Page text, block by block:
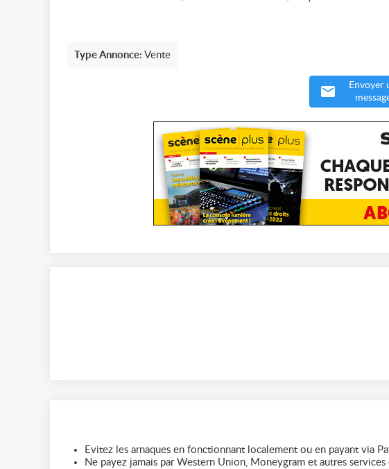
Type Annonce: Vente
Envoyer
Evitez les arnaques en fonctionnant localement ou en payant via
Ne payez jamais par Western Union, Moneygram et autres